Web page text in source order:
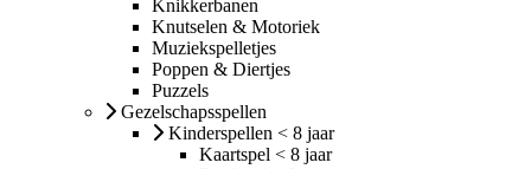
Knikkerbanen
Knutselen & Motoriek
Muziekspelletjes
Poppen & Diertjes
Puzzels
Gezelschapsspellen
Kinderspellen < 8 jaar
Kaartspel < 8 jaar